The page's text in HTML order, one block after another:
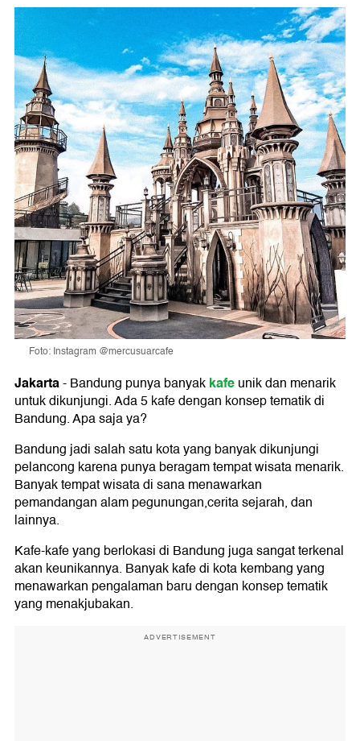
Foto: Instagram @mercusuarcafe
Jakarta-Bandung punya banyakkafeunik dan menarik
untuk dikunjungi. Ada 5 kafe dengan konsep tematik di
Bandung. Apa saja ya?
Bandung jadi salah satu kota yang banyak dikunjungi
pelancong karena punya beragam tempat wisata menarik.
Banyak tempat wisata di sana menawarkan
pemandangan alam pegunungan,cerita sejarah, dan
lainnya.
Kafe-kafe yang berlokasi di Bandung juga sangat terkenal
akan keunikannya. Banyak kafe di kota kembang yang
menawarkan pengalaman baru dengan konsep tematik
yang menakjubakan.
ADVERTISEMENT